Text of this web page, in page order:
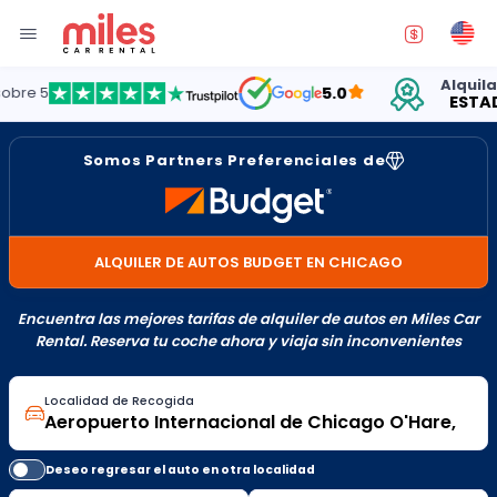
5.0 Alquilando
ESTADOS
Somos Partners Preferenciales de
ALQUILER DE AUTOS BUDGET EN CHICAGO
Encuentra las mejores tarifas de alquiler de autos en Miles Car
Rental. Reserva tu coche ahora y viaja sin inconvenientes
Localidad de Recogida
Deseo regresar el auto en otra localidad